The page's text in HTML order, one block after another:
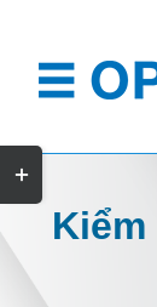
content
Toggle
Sliding
Area